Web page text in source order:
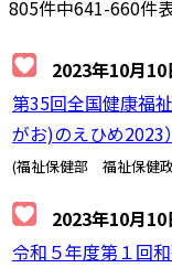
805件中641-660件
2023年10月10
第35回全国健康福
がお)のえひめ2023
(福祉保健部 福祉保健
2023年10月10
令和５年度第１回